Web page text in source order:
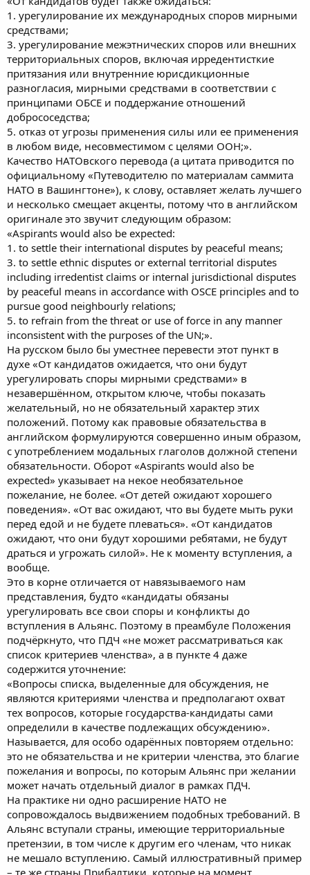
1. урегулирование их международных споров мирными
средствами;
3. урегулирование межэтнических споров или внешних
территориальных споров, включая ирредентисткие
притязания или внутренние юрисдикционные
разногласия, мирными средствами в соответствии с
принципами ОБСЕ и поддержание отношений
добрососедства;
5. отказ от угрозы применения силы или ее применения
в любом виде, несовместимом с целями ООН;».
Качество НАТОвского перевода (а цитата приводится по
официальному «Путеводителю по материалам саммита
НАТО в Вашингтоне»), к слову, оставляет желать лучшего
и несколько смещает акценты, потому что в английском
оригинале это звучит следующим образом:
«Aspirants would also be expected:
1. to settle their international disputes by peaceful means;
3. to settle ethnic disputes or external territorial disputes
including irredentist claims or internal jurisdictional disputes
by peaceful means in accordance with OSCE principles and to
pursue good neighbourly relations;
5. to refrain from the threat or use of force in any manner
inconsistent with the purposes of the UN;».
На русском было бы уместнее перевести этот пункт в
духе «От кандидатов ожидается, что они будут
урегулировать споры мирными средствами» в
незавершённом, открытом ключе, чтобы показать
желательный, но не обязательный характер этих
положений. Потому как правовые обязательства в
английском формулируются совершенно иным образом,
с употреблением модальных глаголов должной степени
обязательности. Оборот «Aspirants would also be
expected» указывает на некое необязательное
пожелание, не более. «От детей ожидают хорошего
поведения». «От вас ожидают, что вы будете мыть руки
перед едой и не будете плеваться». «От кандидатов
ожидают, что они будут хорошими ребятами, не будут
драться и угрожать силой». Не к моменту вступления, а
вообще.
Это в корне отличается от навязываемого нам
представления, будто «кандидаты обязаны
урегулировать все свои споры и конфликты до
вступления в Альянс. Поэтому в преамбуле Положения
подчёркнуто, что ПДЧ «не может рассматриваться как
список критериев членства», а в пункте 4 даже
содержится уточнение:
«Вопросы списка, выделенные для обсуждения, не
являются критериями членства и предполагают охват
тех вопросов, которые государства-кандидаты сами
определили в качестве подлежащих обсуждению».
Называется, для особо одарённых повторяем отдельно:
это не обязательства и не критерии членства, это благие
пожелания и вопросы, по которым Альянс при желании
может начать отдельный диалог в рамках ПДЧ.
На практике ни одно расширение НАТО не
сопровождалось выдвижением подобных требований. В
Альянс вступали страны, имеющие территориальные
претензии, в том числе к другим его членам, что никак
не мешало вступлению. Самый иллюстративный пример
– те же страны Прибалтики, которые на момент